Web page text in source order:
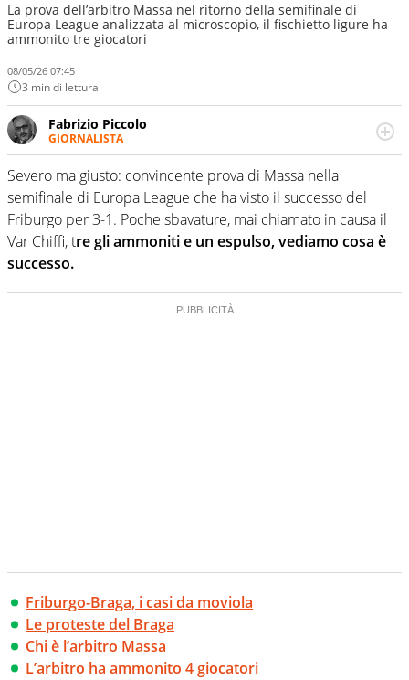
La prova dell’arbitro Massa nel ritorno della semifinale di
Europa League analizzata al microscopio, il fischietto ligure ha
ammonito tre giocatori
08/05/26 07:45
3 min di lettura
Fabrizio Piccolo
GIORNALISTA
Nella sua carriera ha seguito numerose manifestazioni
sportive e collaborato con agenzie e testate. Esperienza,
competenza, conoscenza e memoria storica. Si occupa
prevalentemente di calcio
Severo ma giusto: convincente prova di Massa nella
semifinale di Europa League che ha visto il successo del
Friburgo per 3-1. Poche sbavature, mai chiamato in causa il
Var Chiffi, tre gli ammoniti e un espulso, vediamo cosa è
successo.
Friburgo-Braga, i casi da moviola
Le proteste del Braga
Chi è l’arbitro Massa
L’arbitro ha ammonito 4 giocatori